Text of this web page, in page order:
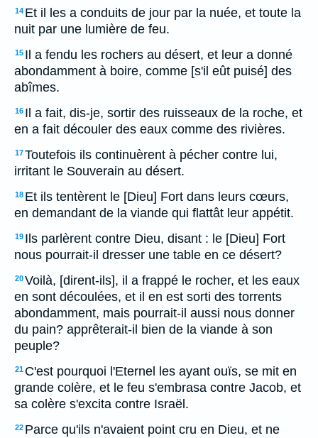
14 Et il les a conduits de jour par la nuée, et toute la
nuit par une lumière de feu.
15 Il a fendu les rochers au désert, et leur a donné
abondamment à boire, comme [s'il eût puisé] des
abîmes.
16 Il a fait, dis-je, sortir des ruisseaux de la roche, et
en a fait découler des eaux comme des rivières.
17Toutefois ils continuèrent à pécher contre lui,
irritant le Souverain au désert.
18 Et ils tentèrent le [Dieu] Fort dans leurs cœurs,
en demandant de la viande qui flattât leur appétit.
19 Ils parlèrent contre Dieu, disant : le [Dieu] Fort
nous pourrait-il dresser une table en ce désert?
20Voilà, [dirent-ils], il a frappé le rocher, et les eaux
en sont découlées, et il en est sorti des torrents
abondamment, mais pourrait-il aussi nous donner
du pain? apprêterait-il bien de la viande à son
peuple?
21 C'est pourquoi l'Eternel les ayant ouïs, se mit en
grande colère, et le feu s'embrasa contre Jacob, et
sa colère s'excita contre Israël.
22 Parce qu'ils n'avaient point cru en Dieu, et ne